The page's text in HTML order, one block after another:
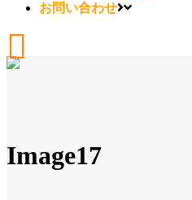
お問い合わせ
Image17